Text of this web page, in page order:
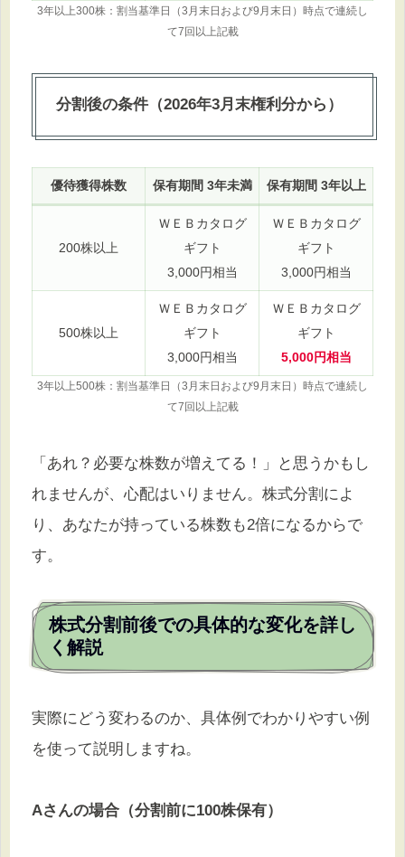
3年以上300株：割当基準日（3月末日および9月末日）時点で連続し
て7回以上記載
分割後の条件（2026年3月末権利分から）
優待獲得株数 保有期間 3年未満 保有期間 3年以上
200株以上
ＷＥＢカタログ
ギフト
3,000円相当
ＷＥＢカタログ
ギフト
3,000円相当
500株以上
ＷＥＢカタログ
ギフト
3,000円相当
ＷＥＢカタログ
ギフト
5,000円相当
3年以上500株：割当基準日（3月末日および9月末日）時点で連続し
て7回以上記載
「あれ？必要な株数が増えてる！」と思うかもし
れませんが、心配はいりません。株式分割によ
り、あなたが持っている株数も2倍になるからで
す。
株式分割前後での具体的な変化を詳し
く解説
実際にどう変わるのか、具体例でわかりやすい例
を使って説明しますね。
Aさんの場合（分割前に100株保有）